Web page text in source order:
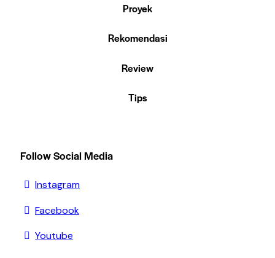
Proyek
Rekomendasi
Review
Tips
Follow Social Media
Instagram
Facebook
Youtube